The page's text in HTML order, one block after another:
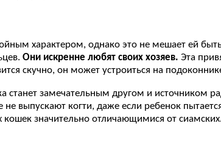
характером, однако это не мешает ей
Они искренне любят своих хозяев. Эта
скучно, он может устроиться на
станет замечательным другом и источником
выпускают когти, даже если ребенок
кошек значительно отличающимися от сиамских.